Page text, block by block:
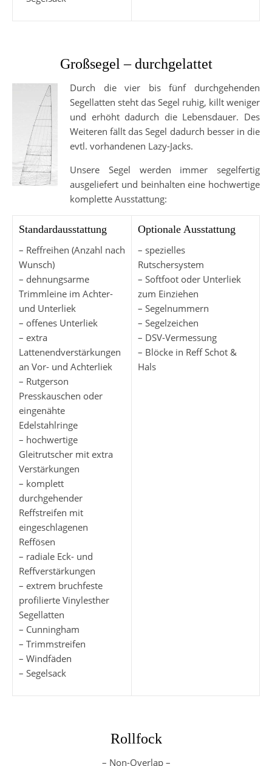
Großsegel – durchgelattet
Durch die vier bis fünf durchgehenden
Segellatten steht das Segel ruhig, killt weniger
und erhöht dadurch die Lebensdauer. Des
Weiteren fällt das Segel dadurch besser in die
evtl. vorhandenen Lazy-Jacks.
Unsere Segel werden immer segelfertig
ausgeliefert und beinhalten eine hochwertige
komplette Ausstattung:
Standardausstattung
– Reffreihen (Anzahl nach
Wunsch)
– dehnungsarme
Trimmleine im Achter-
und Unterliek
– offenes Unterliek
– extra
Lattenendverstärkungen
an Vor- und Achterliek
– Rutgerson
Presskauschen oder
eingenähte
Edelstahlringe
– hochwertige
Gleitrutscher mit extra
Verstärkungen
– komplett
durchgehender
Reffstreifen mit
eingeschlagenen
Reffösen
– radiale Eck- und
Reffverstärkungen
– extrem bruchfeste
profilierte Vinylesther
Segellatten
– Cunningham
– Trimmstreifen
– Windfäden
– Segelsack
Optionale Ausstattung
– spezielles
Rutschersystem
– Softfoot oder Unterliek
zum Einziehen
– Segelnummern
– Segelzeichen
– DSV-Vermessung
– Blöcke in Reff Schot &
Hals
Rollfock
– Non-Overlap –